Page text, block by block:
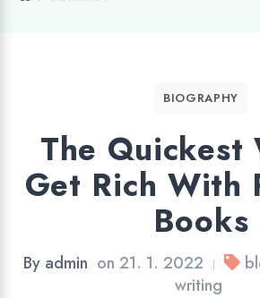
BIOGRAPHY
The Quickest
Get Rich With
Books
By admin on 21. 1. 2022 |
writing